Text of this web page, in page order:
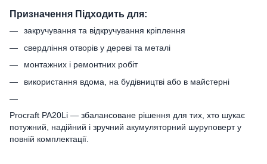
Призначення Підходить для:
закручування та відкручування кріплення
свердління отворів у дереві та металі
монтажних і ремонтних робіт
використання вдома, на будівництві або в майстерні
Procraft PA20Li — збалансоване рішення для тих, хто шукає
потужний, надійний і зручний акумуляторний шуруповерт у
повній комплектації.